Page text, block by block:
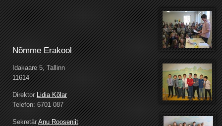
Nõmme Erakool
Idakaare 5, Tallinn
11614
DirektorLidia Kõlar
Telefon: 6701 087
SekretärAnu Rooseniit